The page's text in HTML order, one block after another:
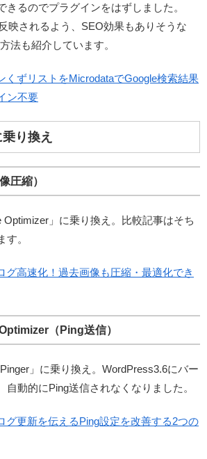
きるのでプラグインをはずしました。
映されるよう、SEO効果もありそうな
法も紹介しています。
ずリストをMicrodataでGoogle検索結果
ン不要
り換え
圧縮）
Optimizer」に乗り換え。比較記事はそち
す。
グ高速化！過去画像も圧縮・最適化でき
（Ping送信）
」に乗り換え。WordPress3.6にバー
自動的にPing送信されなくなりました。
グ更新を伝えるPing設定を改善する2つの